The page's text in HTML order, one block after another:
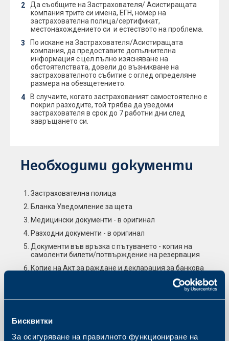
Бисквитки
За осигуряване на правилното функциониране на
Да съобщите на Застрахователя/ Асистиращата
компания трите си имена, ЕГН, номер на
застрахователна полица/сертификат,
местонахождението си и естеството на проблема.
По искане на Застрахователя/Асистиращата
компания, да предоставите допълнителна
информация с цел пълно изясняване на
обстоятелствата, довели до възникване на
застрахователното събитие с оглед определяне
размера на обезщетението.
В случаите, когато застрахованият самостоятелно е
покрил разходите, той трябва да уведоми
застрахователя в срок до 7 работни дни след
завръщането си.
Необходими документи
Застрахователна полица
Бланка Уведомление за щета
Медицински документи - в оригинал
Разходни документи - в оригинал
Документи във връзка с пътуването - копия на
самоленти билети/потвърждение на резервация
Копие на Акт за раждане и декларация за банкова
Акт за смърт - за изплащане на обезщетение при
смърт от злополука
многократни пътувания с цел работа
Удостоверение за банкова сметка